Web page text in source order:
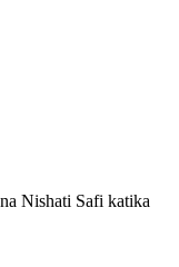
Nishati Safi katika